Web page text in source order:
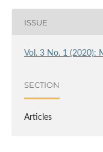
ISSUE
Vol. 3 No. 1 (2020):
SECTION
Articles